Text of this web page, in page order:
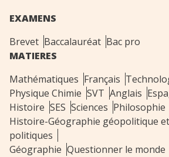
EXAMENS
Brevet Baccalauréat Bac pro
MATIERES
Mathématiques Français
Physique Chimie SVT Anglais
Histoire SES Sciences Philosophie
Histoire-Géographie géopolitique
politiques
Géographie Questionner le monde